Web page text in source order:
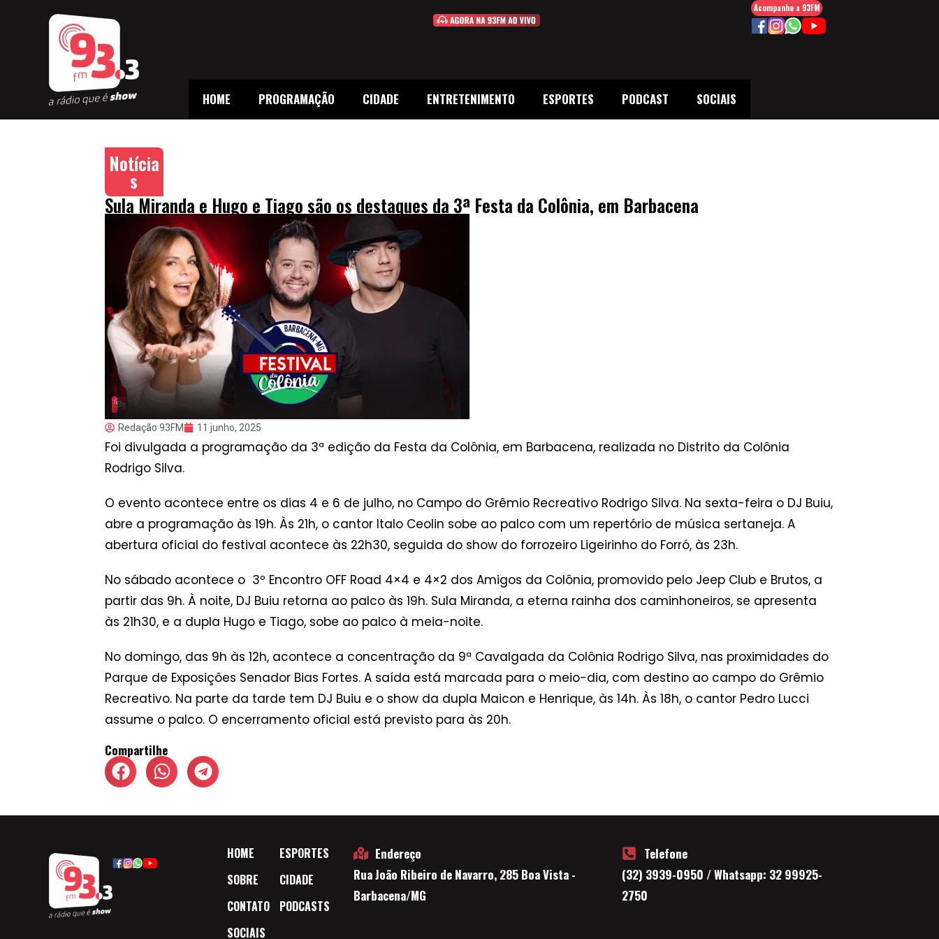
HOME PROGRAMAÇÃO CIDADE ENTRETENIMENTO ESPORTES PODCAST SOCIAIS
Acompanhe a 93FM
Notícia
s
Sula Miranda e Hugo e Tiago são os destaques da 3ª Festa da Colônia, em Barbacena
Redação 93FM 11 junho, 2025
Foi divulgada a programação da 3ª edição da Festa da Colônia, em Barbacena, realizada no Distrito da Colônia
Rodrigo Silva.
O evento acontece entre os dias 4 e 6 de julho, no Campo do Grêmio Recreativo Rodrigo Silva. Na sexta-feira o DJ Buiu,
abre a programação às 19h. Às 21h, o cantor Italo Ceolin sobe ao palco com um repertório de música sertaneja. A
abertura oficial do festival acontece às 22h30, seguida do show do forrozeiro Ligeirinho do Forró, às 23h.
No sábado acontece o 3º Encontro OFF Road 4×4 e 4×2 dos Amigos da Colônia, promovido pelo Jeep Club e Brutos, a
partir das 9h. À noite, DJ Buiu retorna ao palco às 19h. Sula Miranda, a eterna rainha dos caminhoneiros, se apresenta
às 21h30, e a dupla Hugo e Tiago, sobe ao palco à meia-noite.
No domingo, das 9h às 12h, acontece a concentração da 9ª Cavalgada da Colônia Rodrigo Silva, nas proximidades do
Parque de Exposições Senador Bias Fortes. A saída está marcada para o meio-dia, com destino ao campo do Grêmio
Recreativo. Na parte da tarde tem DJ Buiu e o show da dupla Maicon e Henrique, às 14h. Às 18h, o cantor Pedro Lucci
assume o palco. O encerramento oficial está previsto para às 20h.
Compartilhe
HOME
SOBRE
CONTATO
SOCIAIS
ESPORTES
CIDADE
PODCASTS
Endereço
Rua João Ribeiro de Navarro, 285 Boa Vista -
Barbacena/MG
Telefone
(32) 3939-0950 / Whatsapp: 32 99925-
2750